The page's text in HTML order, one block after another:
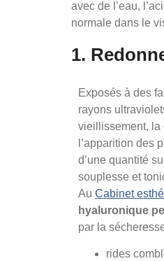
avec de l’eau,
normale dans le
1.
Exposés à des
rayons
vieillissement, la
l’apparition des
d’une quantité
souplesse et
Au Cabinet
hyaluronique
par la
rides